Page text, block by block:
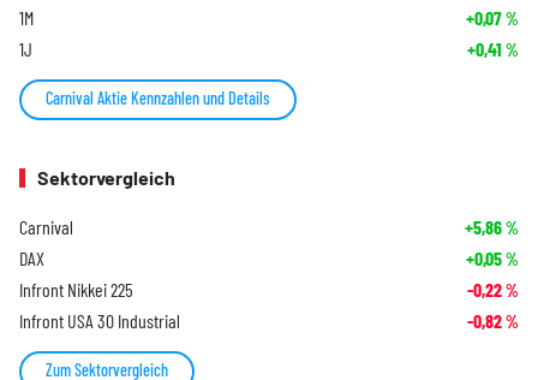
1M +0,07%
1J +0,41 %
Carnival Aktie Kennzahlen und Details
Sektorvergleich
Carnival +5,86%
DAX +0,05%
Infront Nikkei 225 -0,22%
Infront USA 30 Industrial -0,82%
Zum Sektorvergleich